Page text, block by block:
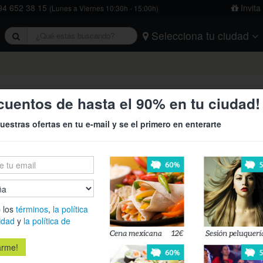
652 38 15 (Lunes a Viernes 10:30h - 15:00h)
Selecciona tu ciudad
Valencia Vitoria
a Bayona del 10 al 15/02 ¡El
›
12€
Vive la
Bayona
de hasta el 90% en tu ciudad!
ofertas en tu e-mail y se el primero en enterarte
lostérminos, la política
y la política de